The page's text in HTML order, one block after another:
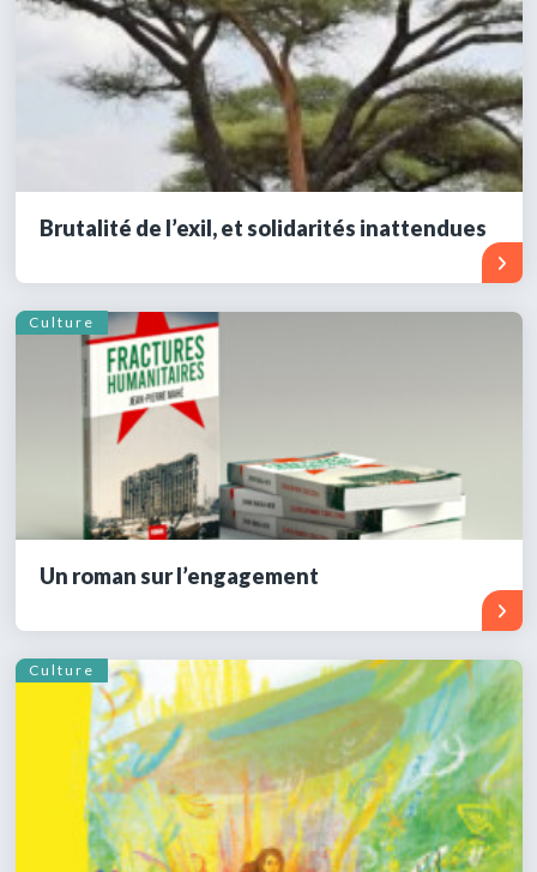
Brutalité de l’exil, et solidarités inattendues
Culture
Un roman sur l’engagement
Culture